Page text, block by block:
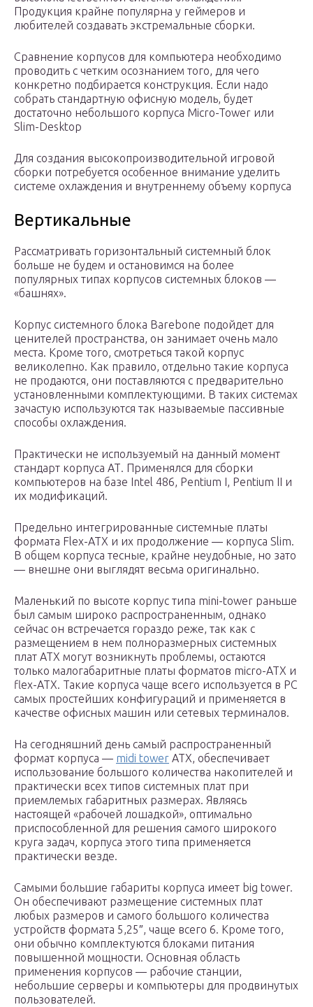
Продукция крайне популярна у геймеров и
любителей создавать экстремальные сборки.
Сравнение корпусов для компьютера необходимо
проводить с четким осознанием того, для чего
конкретно подбирается конструкция. Если надо
собрать стандартную офисную модель, будет
достаточно небольшого корпуса Micro-Tower или
Slim-Desktop
Для создания высокопроизводительной игровой
сборки потребуется особенное внимание уделить
системе охлаждения и внутреннему объему корпуса
Вертикальные
Рассматривать горизонтальный системный блок
больше не будем и остановимся на более
популярных типах корпусов системных блоков —
«башнях».
Корпус системного блока Barebone подойдет для
ценителей пространства, он занимает очень мало
места. Кроме того, смотреться такой корпус
великолепно. Как правило, отдельно такие корпуса
не продаются, они поставляются с предварительно
установленными комплектующими. В таких системах
зачастую используются так называемые пассивные
способы охлаждения.
Практически не используемый на данный момент
стандарт корпуса АТ. Применялся для сборки
компьютеров на базе Intel 486, Pentium I, Pentium II и
их модификаций.
Предельно интегрированные системные платы
формата Flex-ATX и их продолжение — корпуса Slim.
В общем корпуса тесные, крайне неудобные, но зато
— внешне они выглядят весьма оригинально.
Маленький по высоте корпус типа mini-tower раньше
был самым широко распространенным, однако
сейчас он встречается гораздо реже, так как с
размещением в нем полноразмерных системных
плат АТХ могут возникнуть проблемы, остаются
только малогабаритные платы форматов micro-ATX и
flex-АТХ. Такие корпуса чаще всего используется в РС
самых простейших конфигураций и применяется в
качестве офисных машин или сетевых терминалов.
На сегодняшний день самый распространенный
формат корпуса — midi tower АТХ, обеспечивает
использование большого количества накопителей и
практически всех типов системных плат при
приемлемых габаритных размерах. Являясь
настоящей «рабочей лошадкой», оптимально
приспособленной для решения самого широкого
круга задач, корпуса этого типа применяется
практически везде.
Самыми большие габариты корпуса имеет big tower.
Он обеспечивают размещение системных плат
любых размеров и самого большого количества
устройств формата 5,25″, чаще всего 6. Кроме того,
они обычно комплектуются блоками питания
повышенной мощности. Основная область
применения корпусов — рабочие станции,
небольшие серверы и компьютеры для продвинутых
пользователей.